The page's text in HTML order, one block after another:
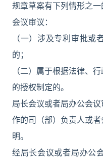
规章草案有下列情形之
会议审议：
（一）涉及专利审批或
的；
（二）属于根据法律、
的授权制定的。
局长会议或者局办公会
作的司（部）负责人或
明。
经局长会议或者局办公